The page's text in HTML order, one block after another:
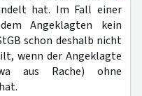
hat. Im Fall einer
Angeklagten kein
schon deshalb nicht
wenn der Angeklagte
aus Rache) ohne